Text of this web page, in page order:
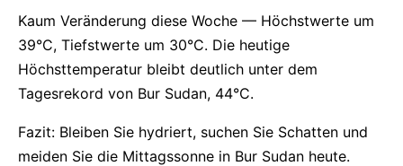
Kaum Veränderung diese Woche — Höchstwerte um
39°C, Tiefstwerte um 30°C. Die heutige
Höchsttemperatur bleibt deutlich unter dem
Tagesrekord von Bur Sudan, 44°C.
Fazit: Bleiben Sie hydriert, suchen Sie Schatten und
meiden Sie die Mittagssonne in Bur Sudan heute.